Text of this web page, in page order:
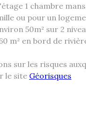
1 chambre
ou pour un
50m² sur 2
m² en bord de
sur les risques
le site Géorisques